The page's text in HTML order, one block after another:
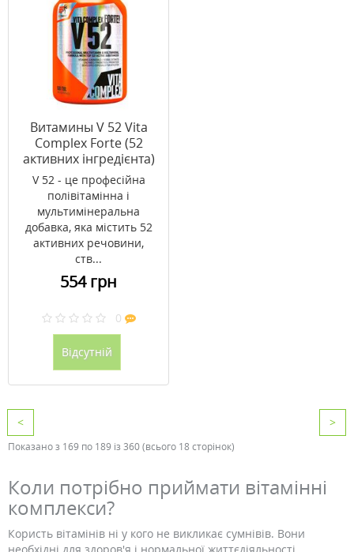
Витамины V 52 Vita
Complex Forte (52
активних інгредієнта)
60 таблеток
V 52 - це професійна
полівітамінна і
мультимінеральна
добавка, яка містить 52
активних речовини,
ств...
554 грн
0
Відсутній
< >
Показано з 169 по 189 із 360 (всього 18 сторінок)
Коли потрібно приймати вітамінні
комплекси?
Користь вітамінів ні у кого не викликає сумнівів. Вони